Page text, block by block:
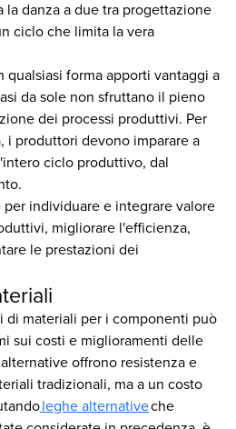
danza a due tra progettazione
ciclo che limita la vera
forma apporti vantaggi a
da sole non sfruttano il pieno
dei processi produttivi. Per
i produttori devono imparare a
ciclo produttivo, dal
individuare e integrare valore
migliorare l'efficienza,
le prestazioni dei
di materiali per i componenti può
sui costi e miglioramenti delle
offrono resistenza e
tradizionali, ma a un costo
leghe alternativeche